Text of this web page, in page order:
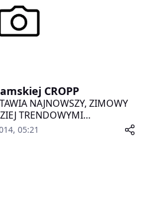
dostępna w marcu w 150
i online.
CROPP
NAJNOWSZY, ZIMOWY
TRENDOWYMI
W WERSJI DLA
POŁĄCZENIA
05:21